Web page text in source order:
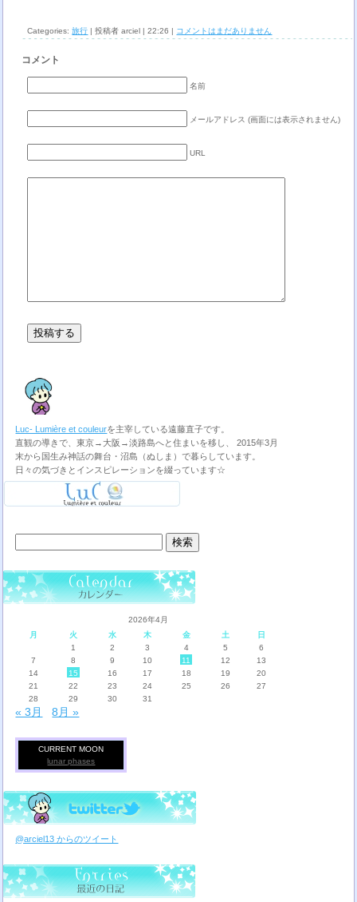
Categories:旅行 | 投稿者 arciel | 22:26 | コメントはまだありません
コメント
名前
メールアドレス (画面には表示されません)
URL
Luc- Lumière et couleurを主宰している遠藤直子です。
直観の導きで、東京→大阪→淡路島へと住まいを移し、 2015年3月
末から国生み神話の舞台・沼島（ぬしま）で暮らしています。
日々の気づきとインスピレーションを綴っています☆
索:
2026年4月
月
火 水 木 金 土
日
1
2 3 4 5
6
7
8 9 10 11 12
13
14
15 16 17 18 19
20
21
22 23 24 25 26
27
28
29 30 31
« 3月 8月 »
CURRENT MOON
lunar phases
@arciel13 からのツイート